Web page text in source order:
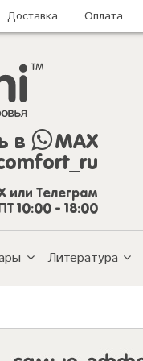
Доставка Оплата
в
MAX
или Телеграм
10:00 - 18:00
Литература